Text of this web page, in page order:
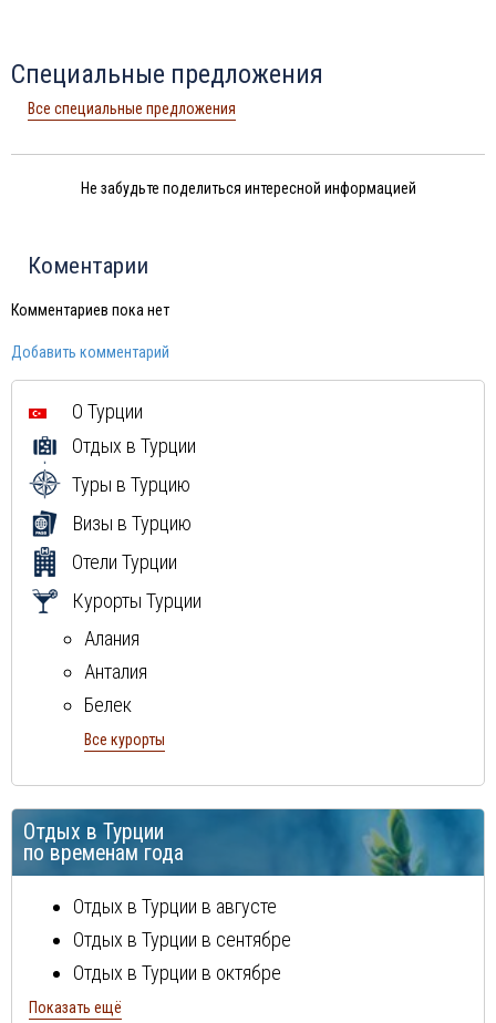
Специальные предложения
Все специальные предложения
Не забудьте поделиться интересной информацией
Коментарии
Комментариев пока нет
Добавить комментарий
О Турции
Отдых в Турции
Туры в Турцию
Визы в Турцию
Отели Турции
Курорты Турции
Алания
Анталия
Белек
Бодрум
Кунду
Мармарис
Сиде
Все курорты
Отдых в Турции
по временам года
Отдых в Турции в августе
Отдых в Турции в сентябре
Отдых в Турции в октябре
Отдых в Турции в ноябре
Показать ещё